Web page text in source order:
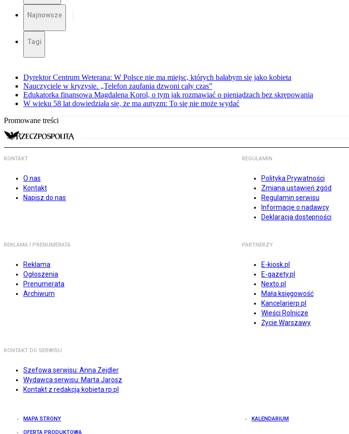
Najnowsze
Tagi
Dyrektor Centrum Weterana: W Polsce nie ma miejsc, których bałabym się jako kobieta
Nauczyciele w kryzysie. „Telefon zaufania dzwoni cały czas”
Edukatorka finansowa Magdalena Korol, o tym jak rozmawiać o pieniądzach bez skrępowania
W wieku 58 lat dowiedziała się, że ma autyzm: To się nie może wydać
Promowane treści
KONTAKT
O nas
Kontakt
Napisz do nas
REGULAMIN
Polityka Prywatności
Zmiana ustawień zgód
Regulamin serwisu
Informacje o nadawcy
Deklaracja dostępności
REKLAMA I PRENUMERATA
Reklama
Ogłoszenia
Prenumerata
Archiwum
PARTNERZY
E-kiosk.pl
E-gazety.pl
Nexto.pl
Mała księgowość
Kancelarierp.pl
Wieści Rolnicze
Życie Warszawy
KONTAKT DO SERWISU
Szefowa serwisu: Anna Zejdler
Wydawca serwisu: Marta Jarosz
Kontakt z redakcją kobieta.rp.pl
MAPA STRONY KALENDARIUM
OFERTA PRODUKTOWA